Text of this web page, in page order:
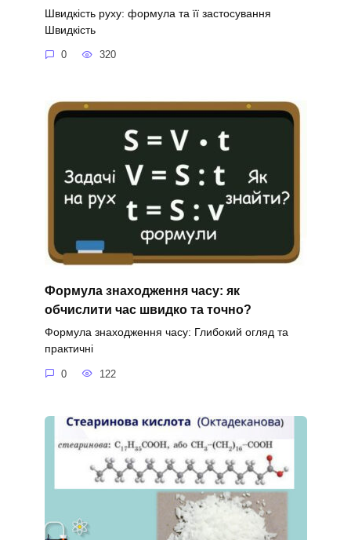
Швидкість руху: формула та її застосування
Швидкість
0 320
Формула знаходження часу: як
обчислити час швидко та точно?
Формула знаходження часу: Глибокий огляд та
практичні
0 122